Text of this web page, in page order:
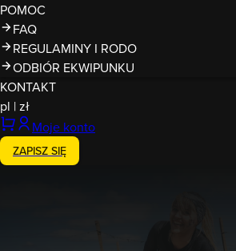
POMOC
FAQ
REGULAMINY I RODO
ODBIÓR EKWIPUNKU
KONTAKT
pl |zł
Moje konto
ZAPISZ SIĘ